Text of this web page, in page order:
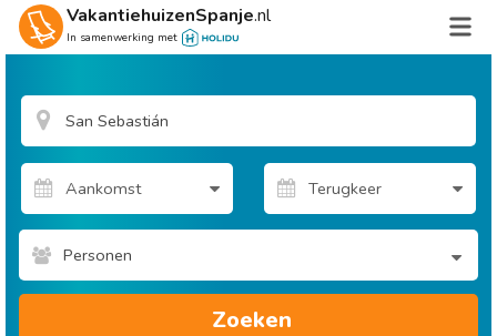
VakantiehuizenSpanje.nl
In samenwerking met
Personen
Zoeken